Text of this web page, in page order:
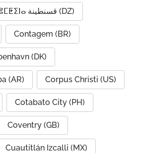
Constantine, ⵇⵙⴻⵎⵟⵉⵏⴰ قسنطينة (DZ)
Contagem (BR)
(DK)
(AR) Corpus Christi (US)
Cotabato City (PH)
Coventry (GB)
Cuautitlán Izcalli (MX)